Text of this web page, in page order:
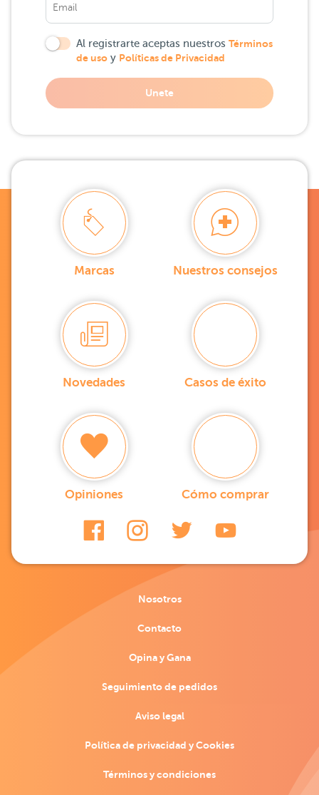
Al registrarte aceptas nuestros Términos
de uso y Políticas de Privacidad
Unete
Marcas Nuestros consejos
Novedades Casos de éxito
Opiniones Cómo comprar
Nosotros
Contacto
Opina y Gana
Seguimiento de pedidos
Aviso legal
Política de privacidad y Cookies
Términos y condiciones